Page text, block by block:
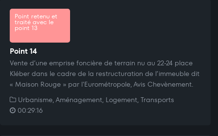
Point retenu et
traité avec le
point 13
Point 14
Vente d’une emprise foncière de terrain nu au 22-24 place
Kléber dans le cadre de la restructuration de l’immeuble dit
« Maison Rouge » par l'Eurométropole, Avis Chevènement.
Urbanisme, Aménagement, Logement, Transports
00:29:16